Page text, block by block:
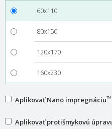
60x110
80x150
120x170
160x230
Aplikovať Nano impregnáciu™
Aplikovať protišmykovú